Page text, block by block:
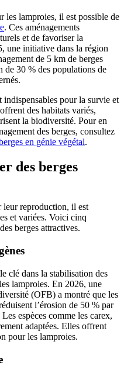
les lamproies, il est possible de
. Ces aménagements
et de favoriser la
une initiative dans la région
de 5 km de berges
de 30 % des populations de
indispensables pour la survie et
des habitats variés,
la biodiversité. Pour en
des berges, consultez
en génie végétal.
des berges
leur reproduction, il est
et variées. Voici cinq
berges attractives.
clé dans la stabilisation des
lamproies. En 2026, une
(OFB) a montré que les
l’érosion de 50 % par
espèces comme les carex,
adaptées. Elles offrent
pour les lamproies.